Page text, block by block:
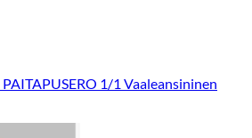
1/1 Vaaleansininen